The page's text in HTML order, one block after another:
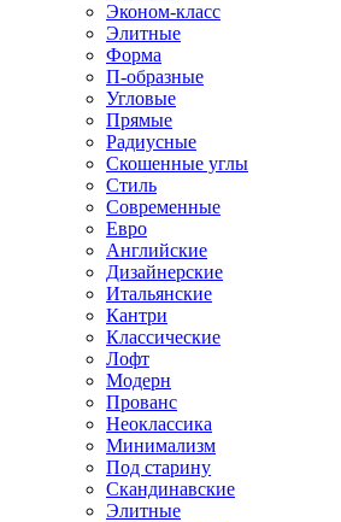
Эконом-класс
Элитные
Форма
П-образные
Угловые
Прямые
Радиусные
Скошенные углы
Стиль
Современные
Евро
Английские
Дизайнерские
Итальянские
Кантри
Классические
Лофт
Модерн
Прованс
Неоклассика
Минимализм
Под старину
Скандинавские
Элитные